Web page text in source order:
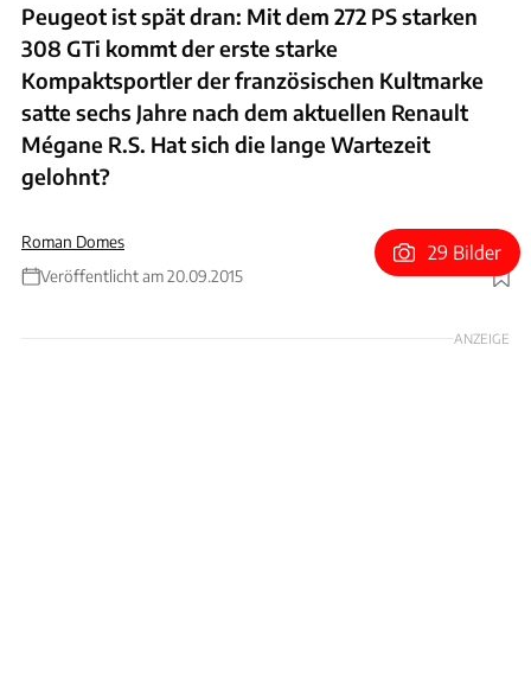
Peugeot ist spät dran: Mit dem 272 PS starken
308 GTi kommt der erste starke
Kompaktsportler der französischen Kultmarke
satte sechs Jahre nach dem aktuellen Renault
Mégane R.S. Hat sich die lange Wartezeit
gelohnt?
Roman Domes
Veröffentlicht am 20.09.2015
Foto: Arturo Rivas
29 Bilder
ANZEIGE